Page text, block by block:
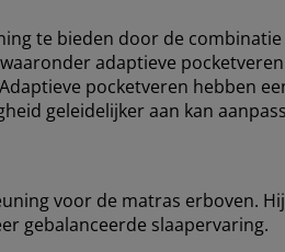
te bieden door de
adaptieve
pocketveren hebben
geleidelijker aan kan
voor de matras erboven.
gebalanceerde slaapervaring.